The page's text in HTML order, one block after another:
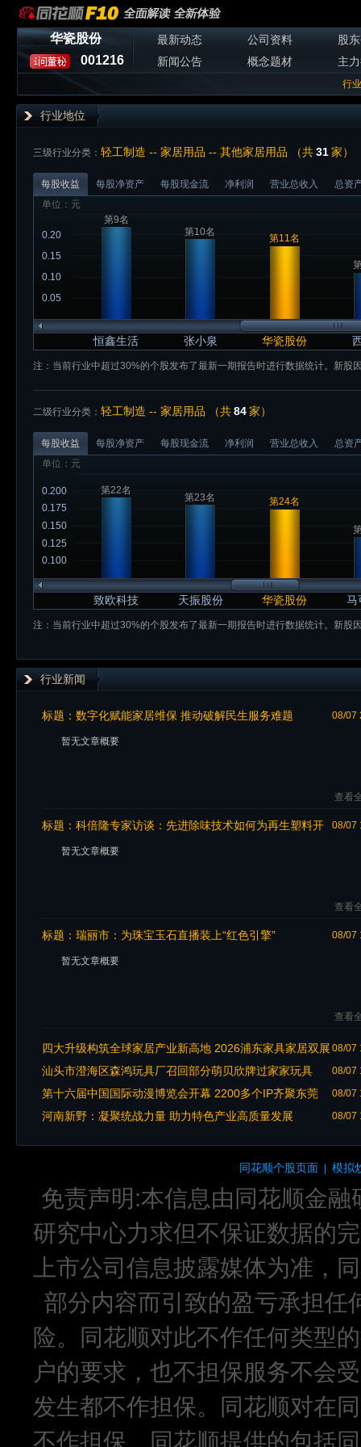
华瓷股份
001216
最新动态 公司资料
股
新闻公告
概念题材 主
行
行业地位
三级行业分类： 轻工制造 -- 家居用品 -- 其他家居用品 （共31家）
每股收益 每股净资产 每股现金流 净利润 营业总收入
总资
单位：元
恒鑫生活 张小泉 华瓷股份
0.05
0.10
0.15
0.20
第9名
第10名
第11名
注：当前行业中超过30%的个股发布了最新一期报告时进行数据统计。新股
二级行业分类： 轻工制造 -- 家居用品 （共84家）
每股收益 每股净资产 每股现金流 净利润 营业总收入
总资
单位：元
致欧科技 天振股份 华瓷股份 马
0.100
0.125
0.150
0.175
0.200 第22名
第23名 第24名
注：当前行业中超过30%的个股发布了最新一期报告时进行数据统计。新股
行业新闻
08/07
标题： 数字化赋能家居维保 推动破解民生服务难题
暂无文章概要
查看
08/07
标题： 科倍隆专家访谈：先进除味技术如何为再生塑料开
暂无文章概要
查看
08/07
标题： 瑞丽市：为珠宝玉石直播装上“红色引擎”
暂无文章概要
查看
08/07
四大升级构筑全球家居产业新高地 2026浦东家具家居双展
即将开幕
08/07
汕头市澄海区森鸿玩具厂召回部分萌贝欣牌过家家玩具
08/07
第十六届中国国际动漫博览会开幕 2200多个IP齐聚东莞
08/07
河南新野：凝聚统战力量 助力特色产业高质量发展
同花顺个股页面 | 模拟
免责声明:本信息由同花顺金
研究中心力求但不保证数据的
上市公司信息披露媒体为准，
部分内容而引致的盈亏承担任
险。同花顺对此不作任何类型
户的要求，也不担保服务不会
发生都不作担保。同花顺对在
不作担保。同花顺提供的包括